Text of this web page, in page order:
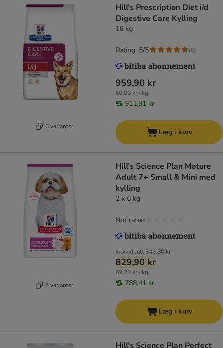
6 varianter
Hill's Prescription Diet i/d
Digestive Care Kylling
16 kg
959,90 kr
60,00 kr / kg
911,91 kr
Rating: 5/5 (5)
Læg i kurv
3 varianter
Hill's Science Plan Mature
Adult 7+ Small & Mini med
kylling
2 x 6 kg
Individuelt849,80 kr
829,90 kr
69,20 kr / kg
788,41 kr
Not rated
Læg i kurv
Hill's Science Plan Perfect